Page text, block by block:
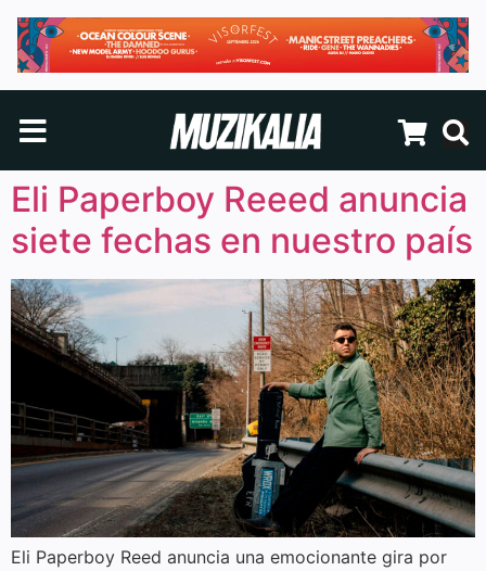
Eli Paperboy Reeed anuncia
siete fechas en nuestro país
Eli Paperboy Reed anuncia una emocionante gira por